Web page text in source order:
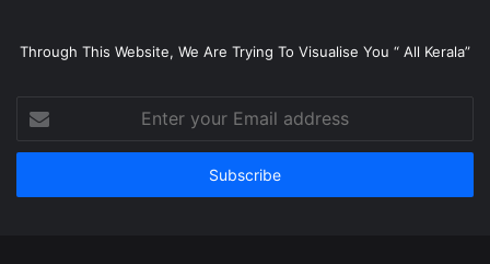
Through This Website, We Are Trying To Visualise You “ All Kerala”
your
Email